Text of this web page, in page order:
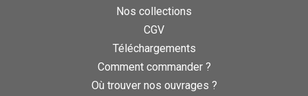
Nos collections
CGV
Téléchargements
Comment commander ?
Où trouver nos ouvrages ?